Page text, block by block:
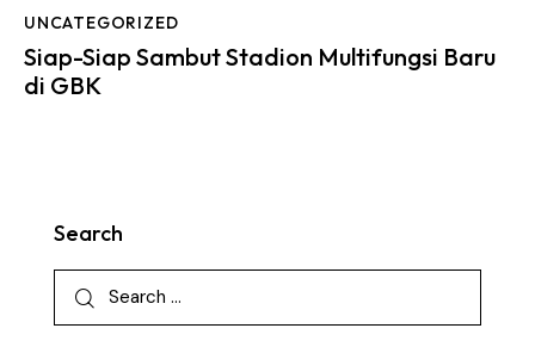
UNCATEGORIZED
Siap-Siap Sambut Stadion Multifungsi Baru
di GBK
Search